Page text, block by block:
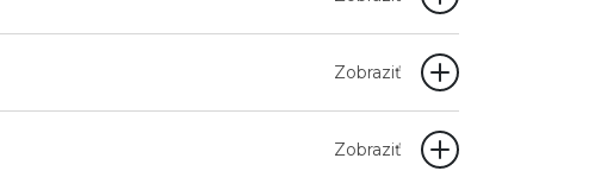
Zobraziť
Zobraziť